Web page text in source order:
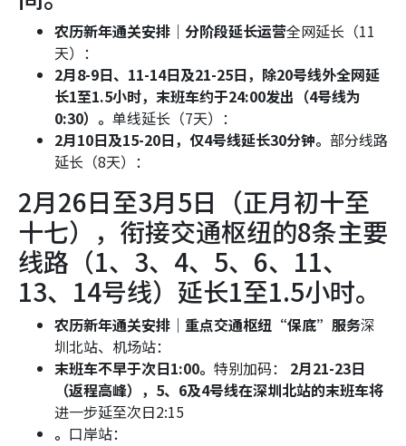
农历新年通关安排｜分阶段延长运营全网延长（11
天）：
2月8-9日、11-14日及21-25日，除20号线外全网延
长1至1.5小时，末班车约于24:00发出（4号线为
0:30）。 单线延长（7天）：
2月10日及15-20日，仅4号线延长30分钟。 部分线路
延长（8天）：
2月26日至3月5日（正月初十至
十七），衔接交通枢纽的8条主要
线路（1、3、4、5、6、11、
13、14号线）延长1至1.5小时。
农历新年通关安排｜重点交通枢纽“保底”服务深
圳北站、机场站：
末班车不早于次日1:00。 特别加码：
2月21-23日
（返程高峰），5、6及4号线在深圳北站的末班车将
进一步延至次日2:15
。 口岸站：